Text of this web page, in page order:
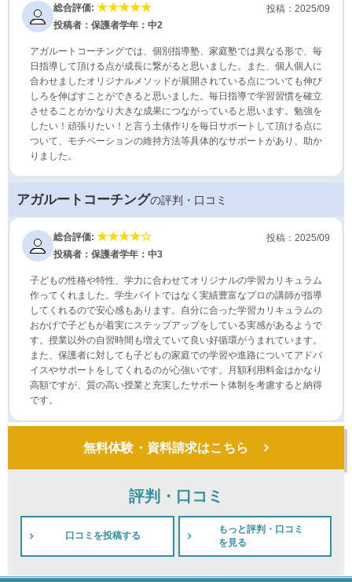
投稿：2025/09
総合評価:
投稿者：保護者学年：中2
アガルートコーチングでは、個別指導塾、家庭塾では異なる形で、毎
日指導して頂ける点が成長に繋がると思いました。また、個人個人に
合わせましたオリジナルメソッドが展開されている点についても伸び
しろを伸ばすことができると思いました。毎日指導で学習習慣を確立
させることがかなり大きな成果につながっていると思います。勉強を
したい！頑張りたい！と言う土俵作りを毎日サポートして頂ける点に
ついて、モチベーションの維持方法等具体的なサポートがあり、助か
りました。
アガルートコーチングの評判・口コミ
投稿：2025/09
総合評価:
投稿者：保護者学年：中3
子どもの性格や特性、学力に合わせてオリジナルの学習カリキュラム
作ってくれました。学生バイトではなく実績豊富なプロの講師が指導
してくれるので安心感もあります。自分に合った学習カリキュラムの
おかげで子どもが着実にステップアップをしている実感があるようで
す。授業以外の自習時間も増えていて良い好循環がうまれています。
また、保護者に対しても子どもの家庭での学習や進路についてアドバ
イスやサポートをしてくれるのが心強いです。月額利用料金はかなり
高額ですが、質の高い授業と充実したサポート体制を考慮すると納得
です。
無料体験・資料請求はこちら
評判・口コミ
口コミを投稿する
もっと評判・口コミ
を見る